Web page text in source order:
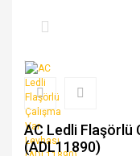
AC Ledli Flaşörlü
(ADL11890)